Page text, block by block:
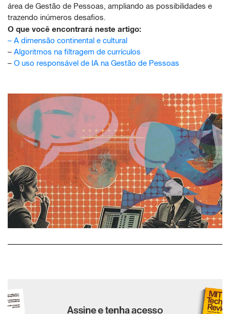
área de Gestão de Pessoas, ampliando as possibilidades e
trazendo inúmeros desafios.
O que você encontrará neste artigo:
– A dimensão continental e cultural
– Algoritmos na filtragem de currículos
– O uso responsável de IA na Gestão de Pessoas